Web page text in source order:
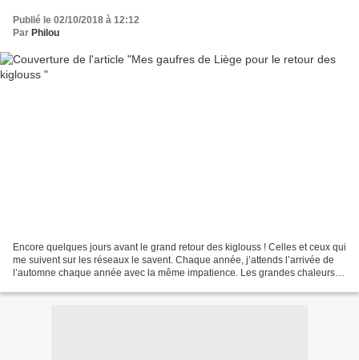
Publié le 02/10/2018 à 12:12
Par Philou
Encore quelques jours avant le grand retour des kiglouss ! Celles et ceux qui
me suivent sur les réseaux le savent. Chaque année, j’attends l’arrivée de
l’automne chaque année avec la même impatience. Les grandes chaleurs